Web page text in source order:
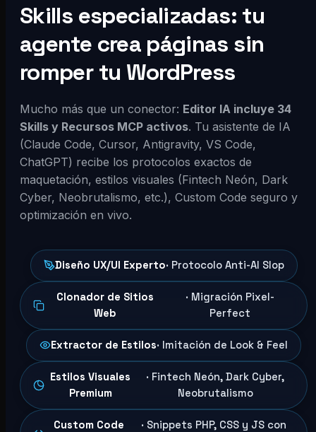
Skills especializadas: tu
agente crea páginas sin
romper tu WordPress
Mucho más que un conector: Editor IA incluye 34
Skills y Recursos MCP activos. Tu asistente de IA
(Claude Code, Cursor, Antigravity, VS Code,
ChatGPT) recibe los protocolos exactos de
maquetación, estilos visuales (Fintech Neón, Dark
Cyber, Neobrutalismo, etc.), Custom Code seguro y
optimización en vivo.
Diseño UX/UI Experto· Protocolo Anti-AI Slop
Clonador de Sitios
Web
· Migración Pixel-
Perfect
Extractor de Estilos· Imitación de Look & Feel
Estilos Visuales
Premium
· Fintech Neón, Dark Cyber,
Neobrutalismo
Custom Code
· Snippets PHP, CSS y JS con